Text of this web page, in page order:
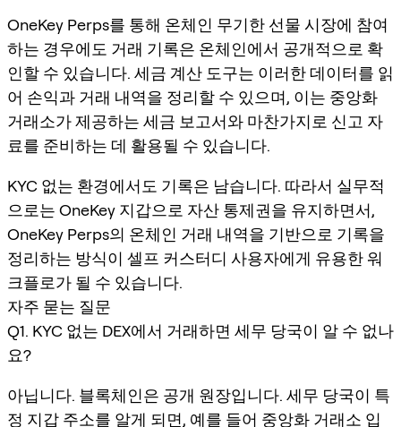
OneKey Perps를 통해 온체인 무기한 선물 시장에 참여
하는 경우에도 거래 기록은 온체인에서 공개적으로 확
인할 수 있습니다. 세금 계산 도구는 이러한 데이터를 읽
어 손익과 거래 내역을 정리할 수 있으며, 이는 중앙화
거래소가 제공하는 세금 보고서와 마찬가지로 신고 자
료를 준비하는 데 활용될 수 있습니다.
KYC 없는 환경에서도 기록은 남습니다. 따라서 실무적
으로는 OneKey 지갑으로 자산 통제권을 유지하면서,
OneKey Perps의 온체인 거래 내역을 기반으로 기록을
정리하는 방식이 셀프 커스터디 사용자에게 유용한 워
크플로가 될 수 있습니다.
자주 묻는 질문
Q1. KYC 없는 DEX에서 거래하면 세무 당국이 알 수 없나
요?
아닙니다. 블록체인은 공개 원장입니다. 세무 당국이 특
정 지갑 주소를 알게 되면, 예를 들어 중앙화 거래소 입